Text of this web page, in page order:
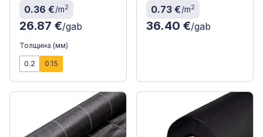
0.36 €/m2
26.87 €/gab
Толщина (мм)
0.2 0.15
0.73 €/m2
36.40 €/gab